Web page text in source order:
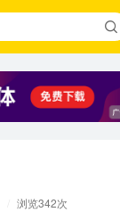
浏览342次